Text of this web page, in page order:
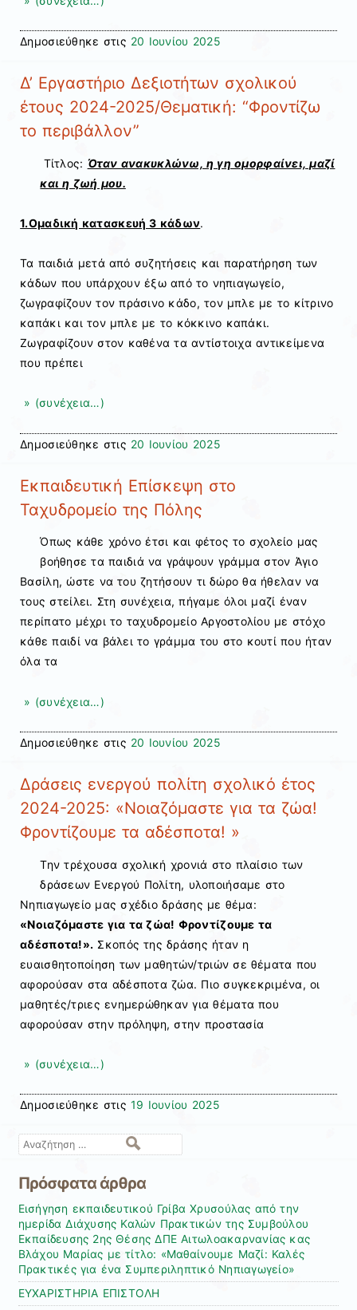
Δημοσιεύθηκε στις 20 Ιουνίου 2025
Δ’ Εργαστήριο Δεξιοτήτων σχολικού
έτους 2024-2025/Θεματική: “Φροντίζω
το περιβάλλον”
Τίτλος: Όταν ανακυκλώνω, η γη ομορφαίνει, μαζί
και η ζωή μου.
1.Ομαδική κατασκευή 3 κάδων.
Τα παιδιά μετά από συζητήσεις και παρατήρηση των
κάδων που υπάρχουν έξω από το νηπιαγωγείο,
ζωγραφίζουν τον πράσινο κάδο, τον μπλε με το κίτρινο
καπάκι και τον μπλε με το κόκκινο καπάκι.
Ζωγραφίζουν στον καθένα τα αντίστοιχα αντικείμενα
που πρέπει
» (συνέχεια…)
Δημοσιεύθηκε στις 20 Ιουνίου 2025
Εκπαιδευτική Επίσκεψη στο
Ταχυδρομείο της Πόλης
Όπως κάθε χρόνο έτσι και φέτος το σχολείο μας
βοήθησε τα παιδιά να γράψουν γράμμα στον Άγιο
Βασίλη, ώστε να του ζητήσουν τι δώρο θα ήθελαν να
τους στείλει. Στη συνέχεια, πήγαμε όλοι μαζί έναν
περίπατο μέχρι το ταχυδρομείο Αργοστολίου με στόχο
κάθε παιδί να βάλει το γράμμα του στο κουτί που ήταν
όλα τα
» (συνέχεια…)
Δημοσιεύθηκε στις 20 Ιουνίου 2025
Δράσεις ενεργού πολίτη σχολικό έτος
2024-2025: «Νοιαζόμαστε για τα ζώα!
Φροντίζουμε τα αδέσποτα! »
Την τρέχουσα σχολική χρονιά στο πλαίσιο των
δράσεων Ενεργού Πολίτη, υλοποιήσαμε στο
Νηπιαγωγείο μας σχέδιο δράσης με θέμα:
«Νοιαζόμαστε για τα ζώα! Φροντίζουμε τα
αδέσποτα!». Σκοπός της δράσης ήταν η
ευαισθητοποίηση των μαθητών/τριών σε θέματα που
αφορούσαν στα αδέσποτα ζώα. Πιο συγκεκριμένα, οι
μαθητές/τριες ενημερώθηκαν για θέματα που
αφορούσαν στην πρόληψη, στην προστασία
» (συνέχεια…)
Δημοσιεύθηκε στις 19 Ιουνίου 2025
Αναζήτηση
Πρόσφατα άρθρα
Εισήγηση εκπαιδευτικού Γρίβα Χρυσούλας από την
ημερίδα Διάχυσης Καλών Πρακτικών της Συμβούλου
Εκπαίδευσης 2ης Θέσης ΔΠΕ Αιτωλοακαρνανίας κας
Βλάχου Μαρίας με τίτλο: «Μαθαίνουμε Μαζί: Καλές
Πρακτικές για ένα Συμπεριληπτικό Νηπιαγωγείο»
ΕΥΧΑΡΙΣΤΗΡΙΑ ΕΠΙΣΤΟΛΗ